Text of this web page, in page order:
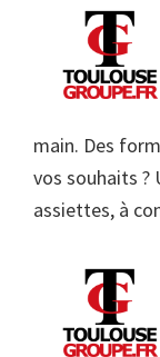
main. Des
vos souhaits
assiettes, à